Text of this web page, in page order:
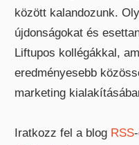
között kalandozunk.
újdonságokat és
Liftupos kollégákkal,
eredményesebb
marketing
Iratkozz fel a blog RSS